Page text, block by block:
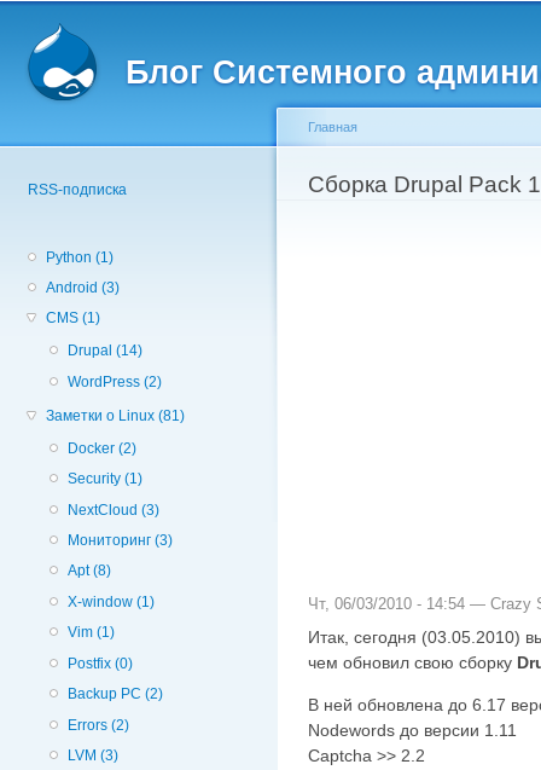
Блог Системного
RSS-подписка
Python (1)
Android (3)
CMS (1)
Drupal (14)
WordPress (2)
Заметки о Linux (81)
Docker (2)
Security (1)
NextCloud (3)
Мониторинг (3)
Apt (8)
X-window (1)
Vim (1)
Postfix (0)
Backup PC (2)
Errors (2)
LVM (3)
Вы здесь
Главная
Сборка Drupal Pack
Чт, 06/03/2010 - 14:54 — Crazy
Итак, сегодня (03.05.2010)
чем обновил свою сборку
В ней обновлена до 6.17
Nodewords до версии 1.11
Captcha >> 2.2